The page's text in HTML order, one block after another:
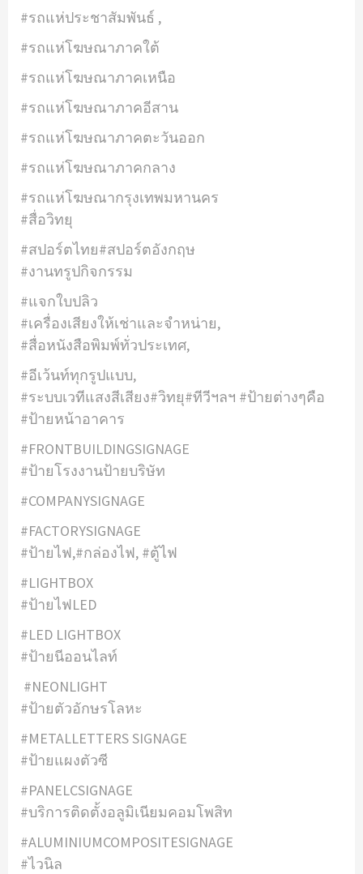
#รถแห่ประชาสัมพันธ์ ,
#รถแห่โฆษณาภาคใต้
#รถแห่โฆษณาภาคเหนือ
#รถแห่โฆษณาภาคอีสาน
#รถแห่โฆษณาภาคตะวันออก
#รถแห่โฆษณาภาคกลาง
#รถแห่โฆษณากรุงเทพมหานคร
#สื่อวิทยุ
#สปอร์ตไทย#สปอร์ตอังกฤษ
#งานทรูปกิจกรรม
#แจกใบปลิว
#เครื่องเสียงให้เช่าและจำหน่าย,
#สื่อหนังสือพิมพ์ทั่วประเทศ,
#อีเว้นท์ทุกรูปแบบ,
#ระบบเวทีแสงสีเสียง#วิทยุ#ทีวีฯลฯ #ป้ายต่างๆคือ
#ป้ายหน้าอาคาร
#FRONTBUILDINGSIGNAGE
#ป้ายโรงงานป้ายบริษัท
#COMPANYSIGNAGE
#FACTORYSIGNAGE
#ป้ายไฟ,#กล่องไฟ, #ตู้ไฟ
#LIGHTBOX
#ป้ายไฟLED
#LED LIGHTBOX
#ป้ายนีออนไลท์
#NEONLIGHT
#ป้ายตัวอักษรโลหะ
#METALLETTERS SIGNAGE
#ป้ายแผงตัวซี
#PANELCSIGNAGE
#บริการติดตั้งอลูมิเนียมคอมโพสิท
#ALUMINIUMCOMPOSITESIGNAGE
#ไวนิล